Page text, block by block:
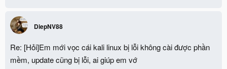
DiepNV88
Re: [Hỏi]Em mới vọc cái kali linux bị lỗi không cài được phần
mềm, update cũng bị lỗi, ai giúp em vớ